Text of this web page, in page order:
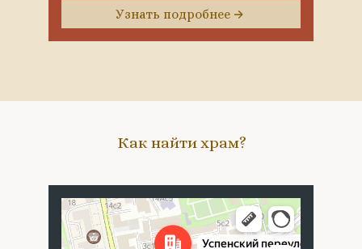
Узнать подробнее
Как найти храм?
Москва
Успенский переулок, 4с5 — Яндекс Карты